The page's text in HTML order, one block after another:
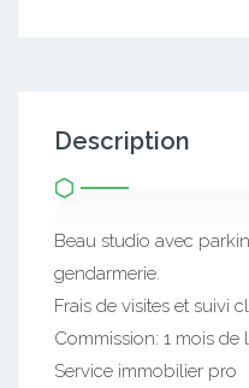
Description
Beau studio avec
gendarmerie.
Frais de visites et suivi
Commission: 1 mois de
Service immobilier pro